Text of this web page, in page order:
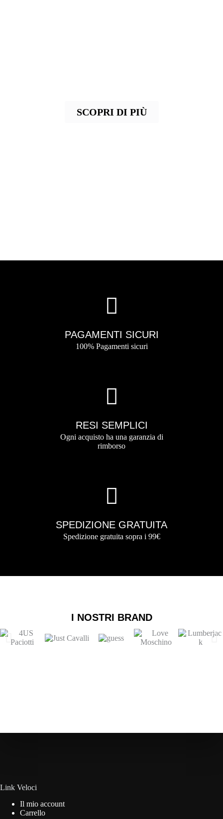
SCOPRI DI PIÙ
PAGAMENTI SICURI
100% Pagamenti sicuri
RESI SEMPLICI
Ogni acquisto ha una garanzia di
rimborso
SPEDIZIONE GRATUITA
Spedizione gratuita sopra i 99€
I NOSTRI BRAND
Link Veloci
Il mio account
Carrello